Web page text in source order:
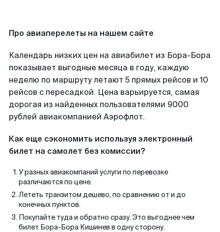
Про авиаперелеты на нашем сайте
Календарь низких цен на авиабилет из Бора-Бора
показывает выгодные месяца в году, каждую
неделю по маршруту летают 5 прямых рейсов и 10
рейсов с пересадкой. Цена варьируется, самая
дорогая из найденных пользователями 9000
рублей авиакомпанией Аэрофлот.
Как еще сэкономить используя электронный
билет на самолет без комиссии?
У разных авиакомпаний услуги по перевозке
различаются по цене.
Лететь транзитом дешево, по сравнению от и до
конечных пунктов.
Покупайте туда и обратно сразу. Это выгоднее чем
билет Бора-Бора Кишинев в одну сторону.